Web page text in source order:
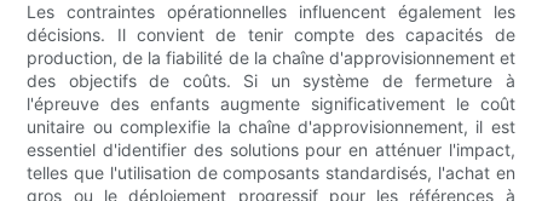
Les contraintes opérationnelles influencent également les
décisions. Il convient de tenir compte des capacités de
production, de la fiabilité de la chaîne d'approvisionnement et
des objectifs de coûts. Si un système de fermeture à
l'épreuve des enfants augmente significativement le coût
unitaire ou complexifie la chaîne d'approvisionnement, il est
essentiel d'identifier des solutions pour en atténuer l'impact,
telles que l'utilisation de composants standardisés, l'achat en
gros ou le déploiement progressif pour les références à